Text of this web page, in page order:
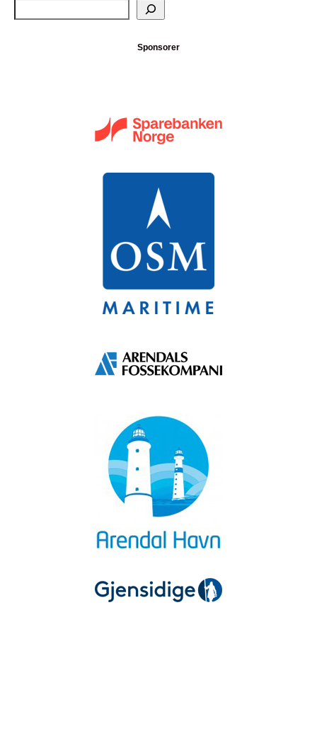
Sponsorer